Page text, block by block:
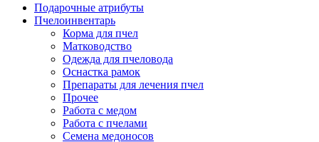
Подарочные атрибуты
Пчелоинвентарь
Корма для пчел
Матководство
Одежда для пчеловода
Оснастка рамок
Препараты для лечения пчел
Прочее
Работа с медом
Работа с пчелами
Семена медоносов